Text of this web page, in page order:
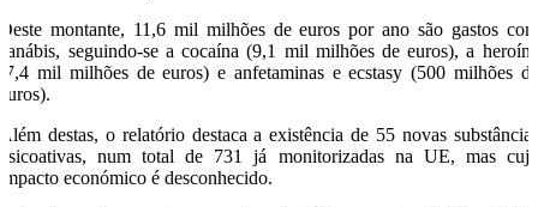
Deste montante, 11,6 mil milhões de euros por ano são gastos com
canábis, seguindo-se a cocaína (9,1 mil milhões de euros), a heroína
(7,4 mil milhões de euros) e anfetaminas e ecstasy (500 milhões de
euros).
Além destas, o relatório destaca a existência de 55 novas substâncias
psicoativas, num total de 731 já monitorizadas na UE, mas cujo
impacto económico é desconhecido.